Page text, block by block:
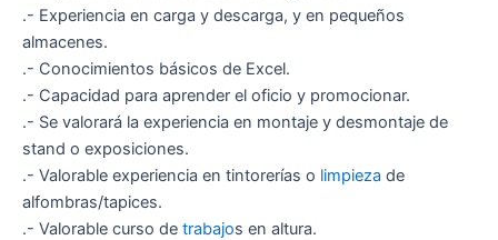
.- Experiencia en carga y descarga, y en pequeños
almacenes.
.- Conocimientos básicos de Excel.
.- Capacidad para aprender el oficio y promocionar.
.- Se valorará la experiencia en montaje y desmontaje de
stand o exposiciones.
.- Valorable experiencia en tintorerías o limpieza de
alfombras/tapices.
.- Valorable curso de trabajos en altura.